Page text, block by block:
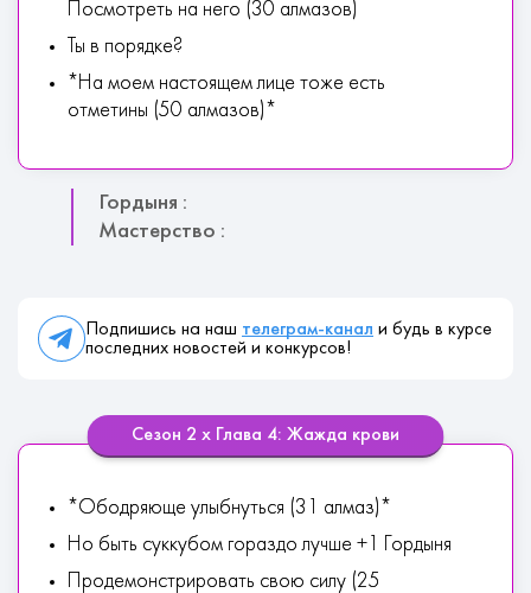
Посмотреть на него (30 алмазов)
Ты в порядке?
*На моем настоящем лице тоже есть
отметины (50 алмазов)*
Гордыня :
Мастерство :
Подпишись на наш телеграм-канал и будь в курсе
последних новостей и конкурсов!
Сезон 2 х Глава 4: Жажда крови
*Ободряюще улыбнуться (31 алмаз)*
Но быть суккубом гораздо лучше +1 Гордыня
Продемонстрировать свою силу (25